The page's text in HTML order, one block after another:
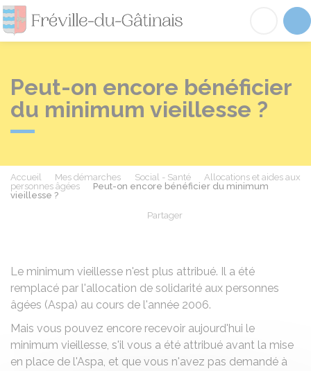
Fréville-du-
Peut-on encore bénéficier
du minimum vieillesse ?
Accueil Mes démarches Social - Santé
Allocations et aides aux
personnes âgées
Peut-on encore bénéficier du minimum
vieillesse ?
Partager
Le minimum vieillesse n'est plus attribué. Il a été
remplacé par l'allocation de solidarité aux personnes
âgées (Aspa) au cours de l'année 2006.
Mais vous pouvez encore recevoir aujourd'hui le
minimum vieillesse, s'il vous a été attribué avant la mise
en place de l'Aspa, et que vous n'avez pas demandé à